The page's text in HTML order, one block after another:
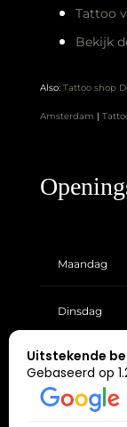
Tattoo
Bekijk
Also: Tattoo shop
Amsterdam |
Maandag
Dinsdag
Woensdag
Donderdag
Uitstekende
Gebaseerd op